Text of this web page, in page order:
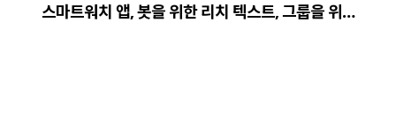
스마트워치 앱, 봇을 위한 리치 텍스트, 그룹을 위…